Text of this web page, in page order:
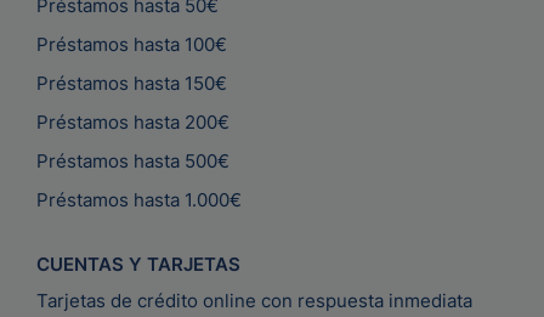
Préstamos hasta 50€
Préstamos hasta 100€
Préstamos hasta 150€
Préstamos hasta 200€
Préstamos hasta 500€
Préstamos hasta 1.000€
CUENTAS Y TARJETAS
Tarjetas de crédito online con respuesta inmediata